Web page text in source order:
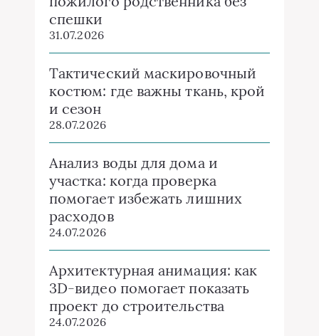
спешки
31.07.2026
Тактический маскировочный
костюм: где важны ткань, крой
и сезон
28.07.2026
Анализ воды для дома и
участка: когда проверка
помогает избежать лишних
расходов
24.07.2026
Архитектурная анимация: как
3D-видео помогает показать
проект до строительства
24.07.2026